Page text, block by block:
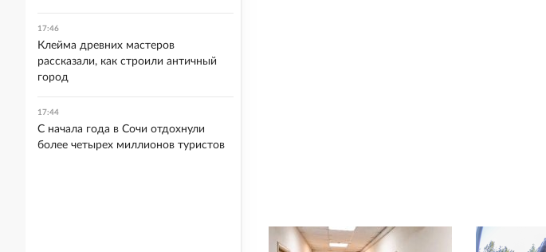
17:46
Клейма древних мастеров
рассказали, как строили античный
город
17:44
С начала года в Сочи отдохнули
более четырех миллионов туристов